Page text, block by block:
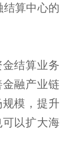
结算中心的
结算业务
融产业链
模，提升
以扩大海